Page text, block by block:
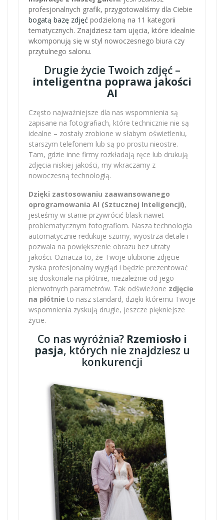
profesjonalnych grafik, przygotowaliśmy dla Ciebie
bogatą bazę zdjęć podzieloną na 11 kategorii
tematycznych. Znajdziesz tam ujęcia, które idealnie
wkomponują się w styl nowoczesnego biura czy
przytulnego salonu.
Drugie życie Twoich zdjęć –
inteligentna poprawa jakości
AI
Często najważniejsze dla nas wspomnienia są
zapisane na fotografiach, które technicznie nie są
idealne – zostały zrobione w słabym oświetleniu,
starszym telefonem lub są po prostu nieostre.
Tam, gdzie inne firmy rozkładają ręce lub drukują
zdjęcia niskiej jakości, my wkraczamy z
nowoczesną technologią.
Dzięki zastosowaniu zaawansowanego
oprogramowania AI (Sztucznej Inteligencji),
jesteśmy w stanie przywrócić blask nawet
problematycznym fotografiom. Nasza technologia
automatycznie redukuje szumy, wyostrza detale i
pozwala na powiększenie obrazu bez utraty
jakości. Oznacza to, że Twoje ulubione zdjęcie
zyska profesjonalny wygląd i będzie prezentować
się doskonale na płótnie, niezależnie od jego
pierwotnych parametrów. Tak odświeżone zdjęcie
na płótnie to nasz standard, dzięki któremu Twoje
wspomnienia zyskują drugie, jeszcze piękniejsze
życie.
Co nas wyróżnia? Rzemiosło i
pasja, których nie znajdziesz u
konkurencji